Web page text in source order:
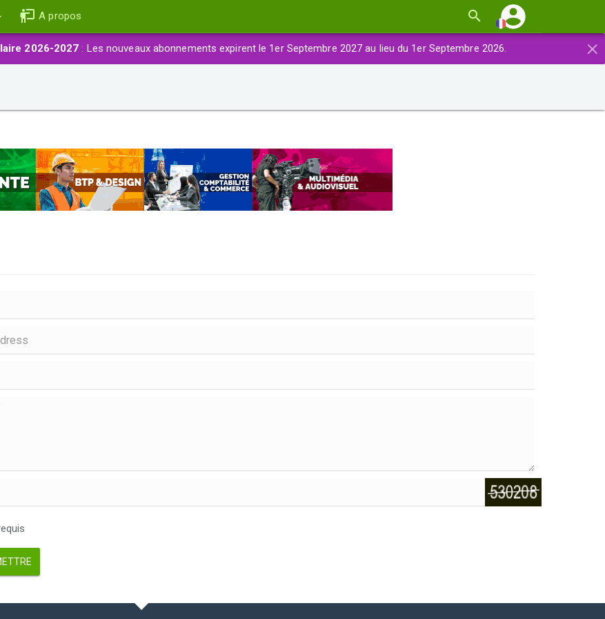
A propos
×
2026-2027 : Les nouveaux abonnements expirent le 1er Septembre 2027 au lieu du 1er Septembre 2026.